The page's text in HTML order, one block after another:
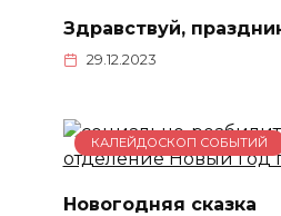
Здравствуй,
29.12.2023
КАЛЕЙДОСКОП СОБЫТИЙ
Новогодняя сказка